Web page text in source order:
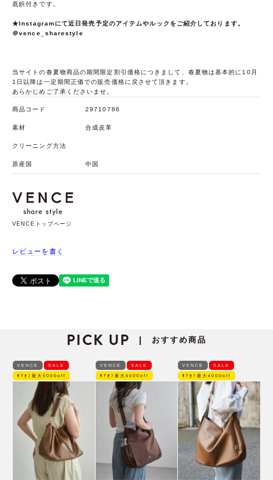
底鋲付きです。
★Instagramにて近日発売予定のアイテムやルックをご紹介しております。
＠vence_sharestyle
当サイトの春夏物商品の期間限定割引価格につきまして、春夏物は基本的に10月
1日以降は一定期間正価での販売価格に戻させて頂きます。
あらかじめご了承くださいませ。
商品コード 29710786
素材 合成皮革
クリーニング方法
原産国 中国
VENCEトップページ
レビューを書く
PICK UP | おすすめ商品
VENCE SALE
ﾓｱｵﾌ最大4000off
VENCE SALE
ﾓｱｵﾌ最大4000off
VENCE SALE
ﾓｱｵﾌ最大4000off